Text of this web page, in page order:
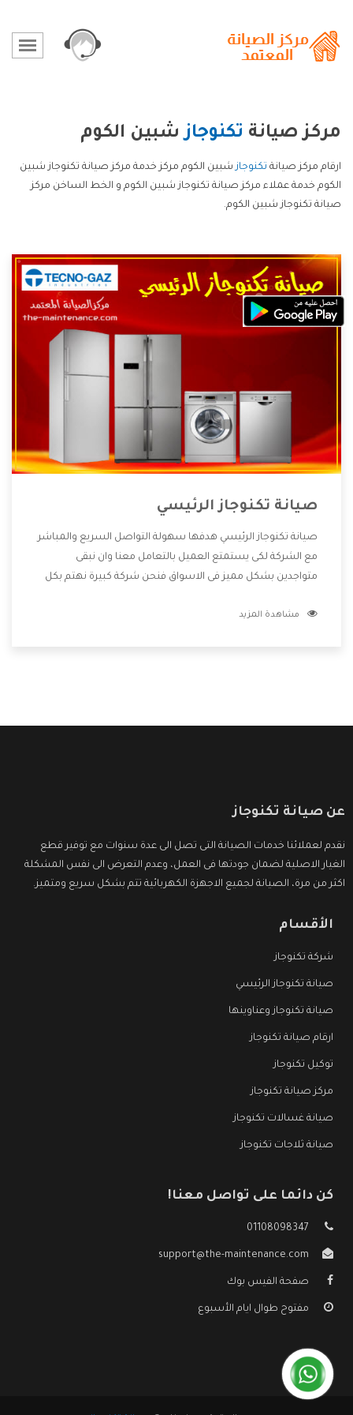
مركز صيانة تكنوجازشبين الكوم
ارقام مركز صيانة تكنوجازشبين الكوم مركز خدمة مركز صيانة تكنوجاز شبين
الكوم خدمة عملاء مركز صيانة تكنوجاز شبين الكوم و الخط الساخن مركز
صيانة تكنوجاز شبين الكوم.
صيانة تكنوجاز الرئيسي
صيانة تكنوجاز الرئيسي هدفها سهولة التواصل السريع والمباشر
مع الشركة لكى يستمتع العميل بالتعامل معنا وان نبقى
متواجدين بشكل مميز فى الاسواق فنحن شركة كبيرة نهتم بكل
الشركة بها والتى تكون منها خدمة الصيانة التى تكون من أهم
مشاهدة المزيد
عن صيانة تكنوجاز
نقدم لعملائنا خدمات الصيانة التى تصل الى عدة سنوات مع توفير قطع
الغيار الاصلية لضمان جودتها فى العمل، وعدم التعرض الى نفس المشكلة
اكثر من مرة، الصيانة لجميع الاجهزة الكهربائية تتم بشكل سريع ومتميز.
الأقسام
شركة تكنوجاز
صيانة تكنوجاز الرئيسي
صيانة تكنوجاز وعناوينها
ارقام صيانة تكنوجاز
توكيل تكنوجاز
مركز صيانة تكنوجاز
صيانة غسالات تكنوجاز
صيانة ثلاجات تكنوجاز
كن دائما على تواصل معنا!
01108098347
support@the-maintenance.com
صفحة الفيس بوك
مفتوح طوال ايام الأسبوع